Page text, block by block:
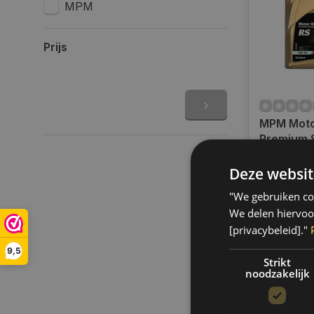
9,5
MPM
Prijs
MPM
Premium
Liter l
Op
uur
gratis
BE)
€114,60
Vergelijk
Deze
"We gebruiken
We delen
[privacybeleid]."
Strikt
noodzakelijk